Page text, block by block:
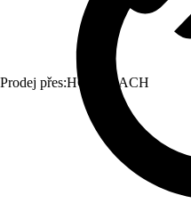
Prodej přes:HORNBACH